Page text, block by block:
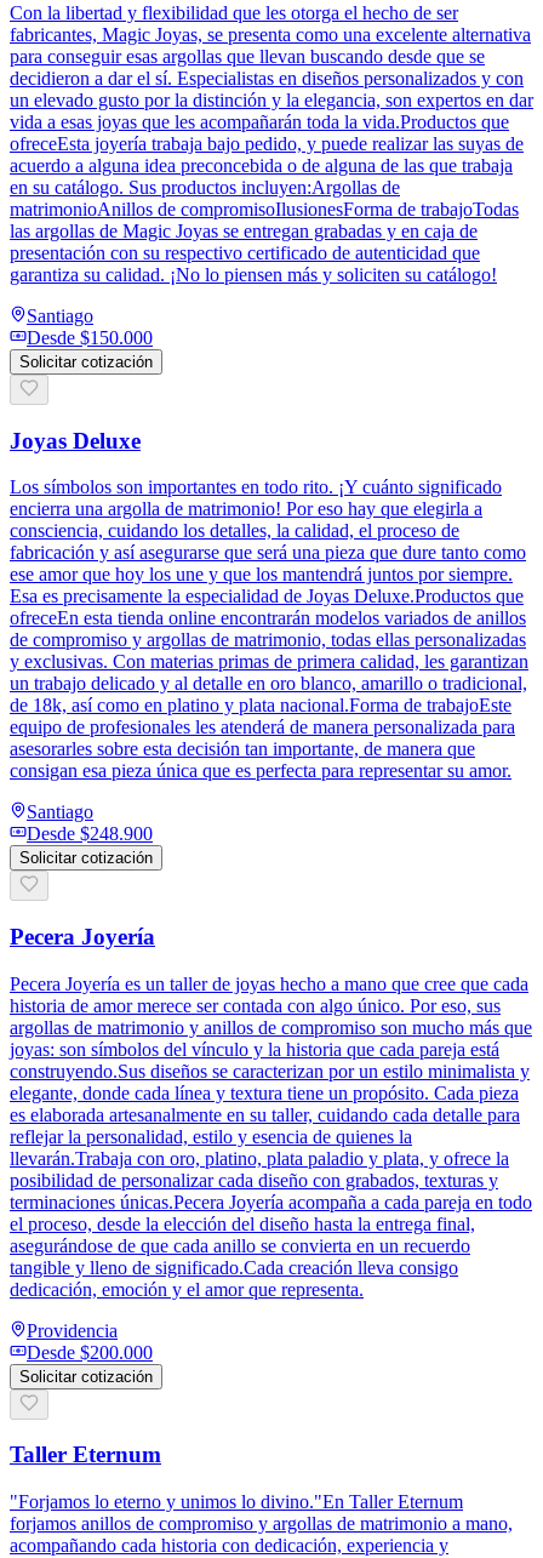
Con la libertad y flexibilidad que les otorga el hecho de ser
fabricantes, Magic Joyas, se presenta como una excelente alternativa
para conseguir esas argollas que llevan buscando desde que se
decidieron a dar el sí. Especialistas en diseños personalizados y con
un elevado gusto por la distinción y la elegancia, son expertos en dar
vida a esas joyas que les acompañarán toda la vida.Productos que
ofreceEsta joyería trabaja bajo pedido, y puede realizar las suyas de
acuerdo a alguna idea preconcebida o de alguna de las que trabaja
en su catálogo. Sus productos incluyen:Argollas de
matrimonioAnillos de compromisoIlusionesForma de trabajoTodas
las argollas de Magic Joyas se entregan grabadas y en caja de
presentación con su respectivo certificado de autenticidad que
garantiza su calidad. ¡No lo piensen más y soliciten su catálogo!
Santiago
Desde $150.000
Solicitar cotización
Joyas Deluxe
Los símbolos son importantes en todo rito. ¡Y cuánto significado
encierra una argolla de matrimonio! Por eso hay que elegirla a
consciencia, cuidando los detalles, la calidad, el proceso de
fabricación y así asegurarse que será una pieza que dure tanto como
ese amor que hoy los une y que los mantendrá juntos por siempre.
Esa es precisamente la especialidad de Joyas Deluxe.Productos que
ofreceEn esta tienda online encontrarán modelos variados de anillos
de compromiso y argollas de matrimonio, todas ellas personalizadas
y exclusivas. Con materias primas de primera calidad, les garantizan
un trabajo delicado y al detalle en oro blanco, amarillo o tradicional,
de 18k, así como en platino y plata nacional.Forma de trabajoEste
equipo de profesionales les atenderá de manera personalizada para
asesorarles sobre esta decisión tan importante, de manera que
consigan esa pieza única que es perfecta para representar su amor.
Santiago
Desde $248.900
Solicitar cotización
Pecera Joyería
Pecera Joyería es un taller de joyas hecho a mano que cree que cada
historia de amor merece ser contada con algo único. Por eso, sus
argollas de matrimonio y anillos de compromiso son mucho más que
joyas: son símbolos del vínculo y la historia que cada pareja está
construyendo.Sus diseños se caracterizan por un estilo minimalista y
elegante, donde cada línea y textura tiene un propósito. Cada pieza
es elaborada artesanalmente en su taller, cuidando cada detalle para
reflejar la personalidad, estilo y esencia de quienes la
llevarán.Trabaja con oro, platino, plata paladio y plata, y ofrece la
posibilidad de personalizar cada diseño con grabados, texturas y
terminaciones únicas.Pecera Joyería acompaña a cada pareja en todo
el proceso, desde la elección del diseño hasta la entrega final,
asegurándose de que cada anillo se convierta en un recuerdo
tangible y lleno de significado.Cada creación lleva consigo
dedicación, emoción y el amor que representa.
Providencia
Desde $200.000
Solicitar cotización
Taller Eternum
"Forjamos lo eterno y unimos lo divino."En Taller Eternum
forjamos anillos de compromiso y argollas de matrimonio a mano,
acompañando cada historia con dedicación, experiencia y